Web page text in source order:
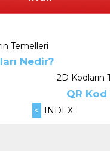
Temelleri
Nedir?
2D Kodların
QR
< INDEX